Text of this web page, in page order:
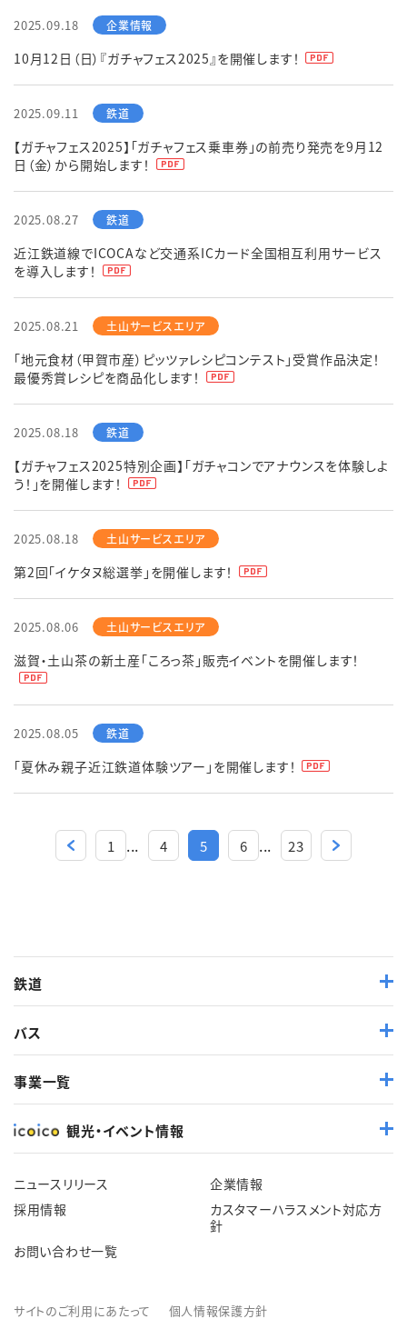
2025.09.18
10月12日（日）『ガチャフェス2025』を開催します！
2025.09.11
【ガチャフェス2025】「ガチャフェス乗車券」の前売り発売を9月12
日（金）から開始します！
2025.08.27
近江鉄道線でICOCAなど交通系ICカード全国相互利用サービス
を導入します！
2025.08.21
「地元食材（甲賀市産）ピッツァレシピコンテスト」受賞作品決定！
最優秀賞レシピを商品化します！
2025.08.18
【ガチャフェス2025特別企画】「ガチャコンでアナウンスを体験しよ
う！」を開催します！
2025.08.18
第2回「イケタヌ総選挙」を開催します！
2025.08.06
滋賀・土山茶の新土産「ころっ茶」販売イベントを開催します！
2025.08.05
「夏休み親子近江鉄道体験ツアー」を開催します！
1 ... 4 5 6 ... 23
鉄道
バス
事業一覧
観光・イベント情報
ニュースリリース
企業情報
採用情報
カスタマーハラスメント対応方
針
お問い合わせ一覧
サイトのご利用にあたって
個人情報保護方針